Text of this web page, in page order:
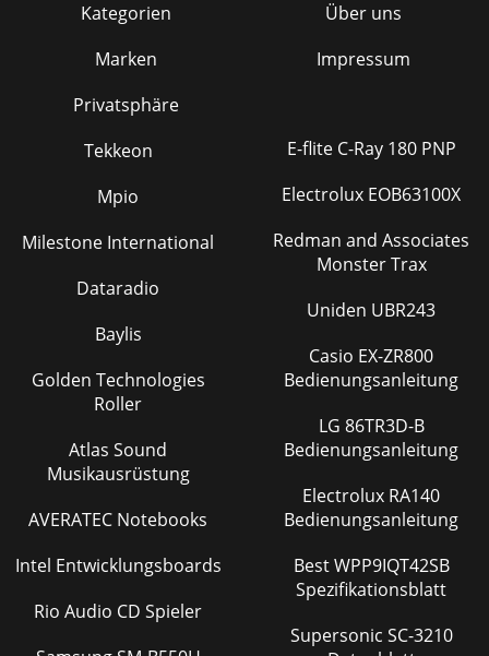
Kategorien
Marken
Privatsphäre
Über uns
Impressum
Tekkeon
Mpio
Milestone International
Dataradio
Baylis
Golden Technologies
Roller
Atlas Sound
Musikausrüstung
AVERATEC Notebooks
Intel Entwicklungsboards
Rio Audio CD Spieler
E-flite C-Ray 180 PNP
Electrolux EOB63100X
Redman and Associates
Monster Trax
Uniden UBR243
Casio EX-ZR800
Bedienungsanleitung
LG 86TR3D-B
Bedienungsanleitung
Electrolux RA140
Bedienungsanleitung
Best WPP9IQT42SB
Spezifikationsblatt
Supersonic SC-3210